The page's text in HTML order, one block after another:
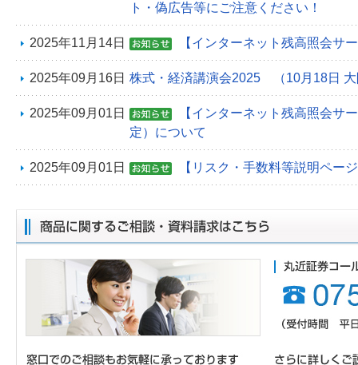
ト・偽広告等にご注意ください！
2025年11月14日 【インターネット残高照会サ
2025年09月16日 株式・経済講演会2025 （10月18日 大
2025年09月01日
【インターネット残高照会サ
定）について
2025年09月01日 【リスク・手数料等説明ペー